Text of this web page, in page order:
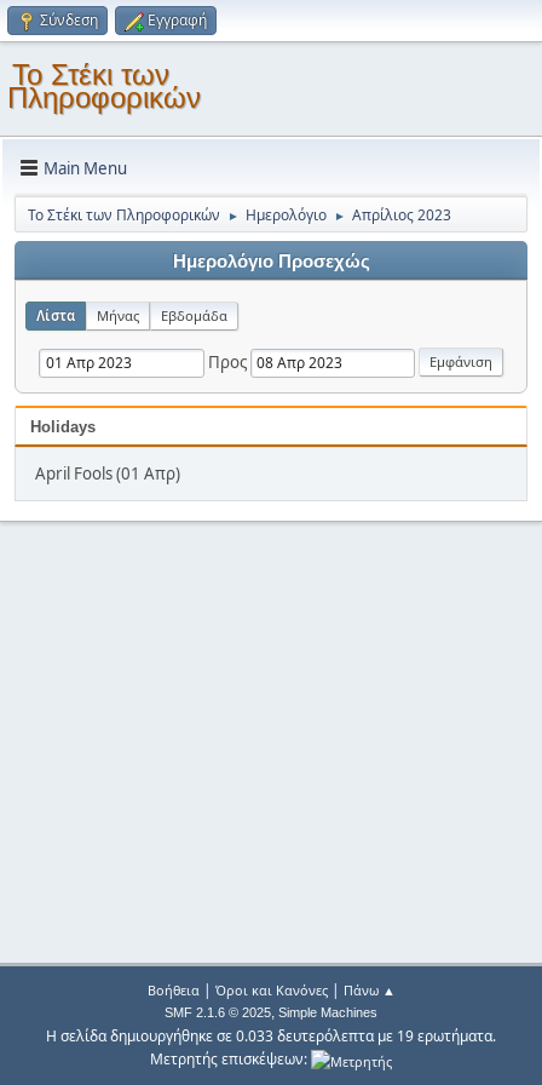
Σύνδεση Εγγραφή
Το Στέκι των
Πληροφορικών
Main Menu
Το Στέκι των Πληροφορικών ► Ημερολόγιο ► Απρίλιος 2023
Ημερολόγιο Προσεχώς
Λίστα Μήνας Εβδομάδα
Προς
Holidays
April Fools (01 Απρ)
Βοήθεια| Όροι και Κανόνες| Πάνω ▲
SMF 2.1.6 © 2025, Simple Machines
Η σελίδα δημιουργήθηκε σε 0.033 δευτερόλεπτα με 19 ερωτήματα.
Μετρητής επισκέψεων: